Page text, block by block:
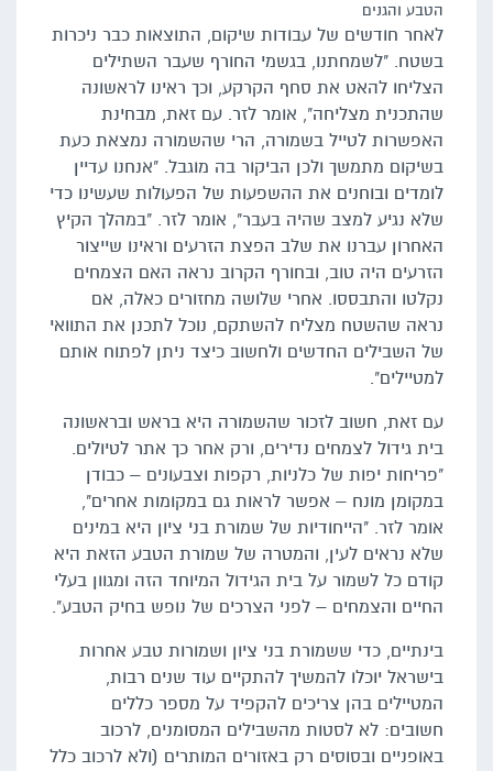
הטבע והגנים
לאחר חודשים של עבודות שיקום, התוצאות כבר ניכרות
בשטח. "לשמחתנו, בגשמי החורף שעבר השתילים
הצליחו להאט את סחף הקרקע, וכך ראינו לראשונה
שהתכנית מצליחה", אומר לזר. עם זאת, מבחינת
האפשרות לטייל בשמורה, הרי שהשמורה נמצאת כעת
בשיקום מתמשך ולכן הביקור בה מוגבל. "אנחנו עדיין
לומדים ובוחנים את ההשפעות של הפעולות שעשינו כדי
שלא נגיע למצב שהיה בעבר", אומר לזר. "במהלך הקיץ
האחרון עברנו את שלב הפצת הזרעים וראינו שייצור
הזרעים היה טוב, ובחורף הקרוב נראה האם הצמחים
נקלטו והתבססו. אחרי שלושה מחזורים כאלה, אם
נראה שהשטח מצליח להשתקם, נוכל לתכנן את התוואי
של השבילים החדשים ולחשוב כיצד ניתן לפתוח אותם
למטיילים".
עם זאת, חשוב לזכור שהשמורה היא בראש ובראשונה
בית גידול לצמחים נדירים, ורק אחר כך אתר לטיולים.
"פריחות יפות של כלניות, רקפות וצבעונים – כבודן
במקומן מונח – אפשר לראות גם במקומות אחרים",
אומר לזר. "הייחודיות של שמורת בני ציון היא במינים
שלא נראים לעין, והמטרה של שמורת הטבע הזאת היא
קודם כל לשמור על בית הגידול המיוחד הזה ומגוון בעלי
החיים והצמחים – לפני הצרכים של נופש בחיק הטבע".
בינתיים, כדי ששמורת בני ציון ושמורות טבע אחרות
בישראל יוכלו להמשיך להתקיים עוד שנים רבות,
המטיילים בהן צריכים להקפיד על מספר כללים
חשובים: לא לסטות מהשבילים המסומנים, לרכוב
באופניים ובסוסים רק באזורים המותרים (ולא לרכוב כלל